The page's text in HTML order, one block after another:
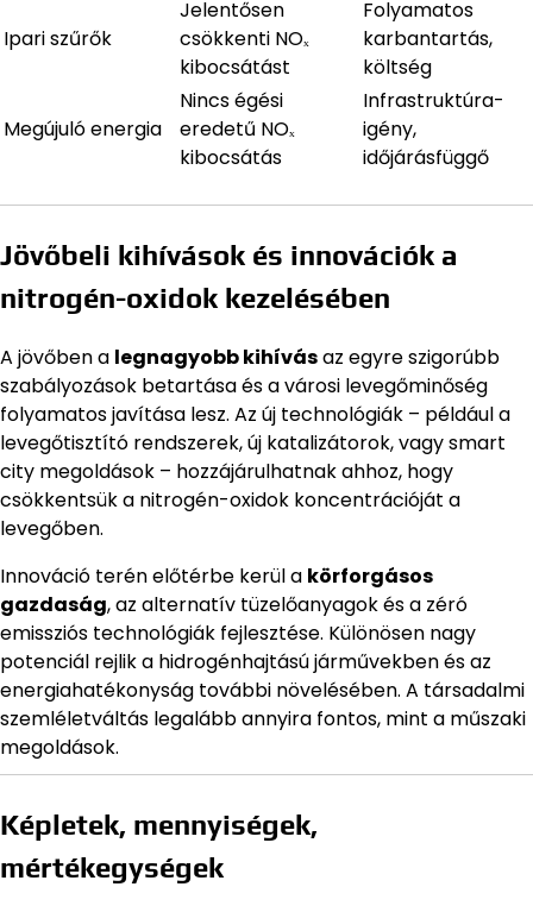
Ipari szűrők
Jelentősen
csökkenti NOₓ
kibocsátást
Folyamatos
karbantartás,
költség
Megújuló energia
Nincs égési
eredetű NOₓ
kibocsátás
Infrastruktúra-
igény,
időjárásfüggő
Jövőbeli kihívások és innovációk a
nitrogén-oxidok kezelésében
A jövőben a legnagyobb kihívásaz egyre szigorúbb
szabályozások betartása és a városi levegőminőség
folyamatos javítása lesz. Az új technológiák – például a
levegőtisztító rendszerek, új katalizátorok, vagy smart
city megoldások – hozzájárulhatnak ahhoz, hogy
csökkentsük a nitrogén-oxidok koncentrációját a
levegőben.
Innováció terén előtérbe kerül a körforgásos
gazdaság, az alternatív tüzelőanyagok és a zéró
emissziós technológiák fejlesztése. Különösen nagy
potenciál rejlik a hidrogénhajtású járművekben és az
energiahatékonyság további növelésében. A társadalmi
szemléletváltás legalább annyira fontos, mint a műszaki
megoldások.
Képletek, mennyiségek,
mértékegységek